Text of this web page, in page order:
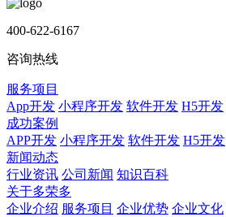
400-622-6167
咨询热线
服务项目
App开发 小程序开发 软件开发 H5开发
成功案例
APP开发 小程序开发 软件开发 H5开发
新闻动态
行业资讯 公司新闻 知识百科
关于多荣多
企业介绍 服务项目 企业优势 企业文化